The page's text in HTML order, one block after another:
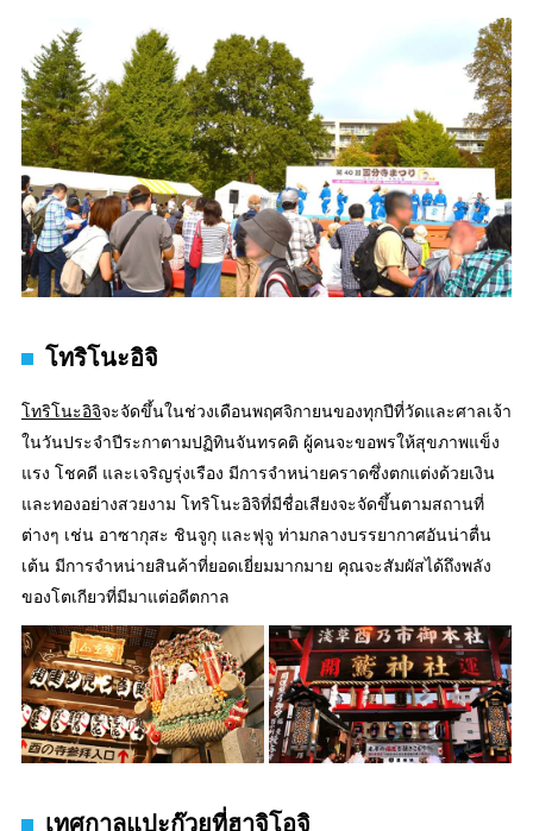
โทริโนะอิจิ
โทริโนะอิจิจะจัดขึ้นในช่วงเดือนพฤศจิกายนของทุกปีที่วัดและศาลเจ้า
ในวันประจำปีระกาตามปฏิทินจันทรคติ ผู้คนจะขอพรให้สุขภาพแข็ง
แรง โชคดี และเจริญรุ่งเรือง มีการจำหน่ายคราดซึ่งตกแต่งด้วยเงิน
และทองอย่างสวยงาม โทริโนะอิจิที่มีชื่อเสียงจะจัดขึ้นตามสถานที่
ต่างๆ เช่น อาซากุสะ ชินจูกุ และฟุจู ท่ามกลางบรรยากาศอันน่าตื่น
เต้น มีการจำหน่ายสินค้าที่ยอดเยี่ยมมากมาย คุณจะสัมผัสได้ถึงพลัง
ของโตเกียวที่มีมาแต่อดีตกาล
เทศกาลแปะก๊วยที่ฮาจิโอจิ